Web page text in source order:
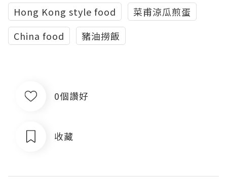
Hong Kong style food
菜甫涼瓜煎蛋
China food
豬油撈飯
0個讚好
收藏